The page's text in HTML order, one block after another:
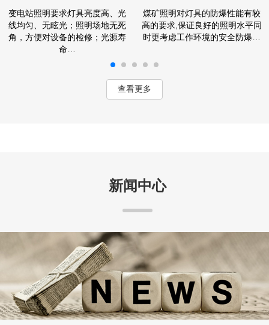
变电站照明要求灯具亮度高、光
线均匀、无眩光；照明场地无死
角，方便对设备的检修；光源寿
命…
煤矿照明对灯具的防爆性能有较
高的要求,保证良好的照明水平同
时更考虑工作环境的安全防爆…
查看更多
新闻中心